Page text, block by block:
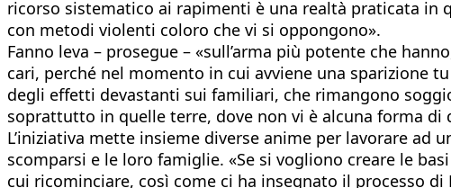
ricorso sistematico ai rapimenti è una realtà praticata in
con metodi violenti coloro che vi si oppongono».
Fanno leva – prosegue – «sull’arma più potente che
cari, perché nel momento in cui avviene una sparizione
degli effetti devastanti sui familiari, che rimangono
soprattutto in quelle terre, dove non vi è alcuna forma di
L’iniziativa mette insieme diverse anime per lavorare
scomparsi e le loro famiglie. «Se si vogliono creare le
cui ricominciare, così come ci ha insegnato il processo